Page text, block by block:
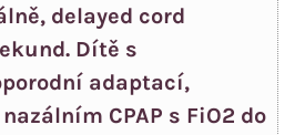
delayed cord
Dítě s
adaptací,
CPAP s FiO2 do